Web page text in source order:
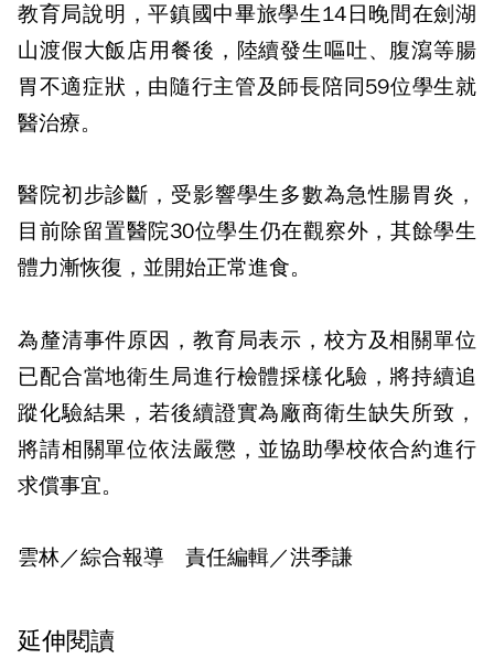
教育局說明，平鎮國中畢旅學生14日晚間在劍湖
山渡假大飯店用餐後，陸續發生嘔吐、腹瀉等腸
胃不適症狀，由隨行主管及師長陪同59位學生就
醫治療。
醫院初步診斷，受影響學生多數為急性腸胃炎，
目前除留置醫院30位學生仍在觀察外，其餘學生
體力漸恢復，並開始正常進食。
為釐清事件原因，教育局表示，校方及相關單位
已配合當地衛生局進行檢體採樣化驗，將持續追
蹤化驗結果，若後續證實為廠商衛生缺失所致，
將請相關單位依法嚴懲，並協助學校依合約進行
求償事宜。
雲林／綜合報導 責任編輯／洪季謙
延伸閱讀